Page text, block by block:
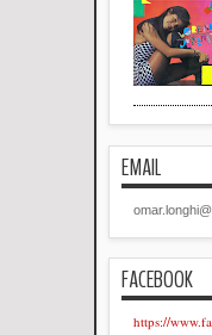
EMAIL
FACEBOOK
https://